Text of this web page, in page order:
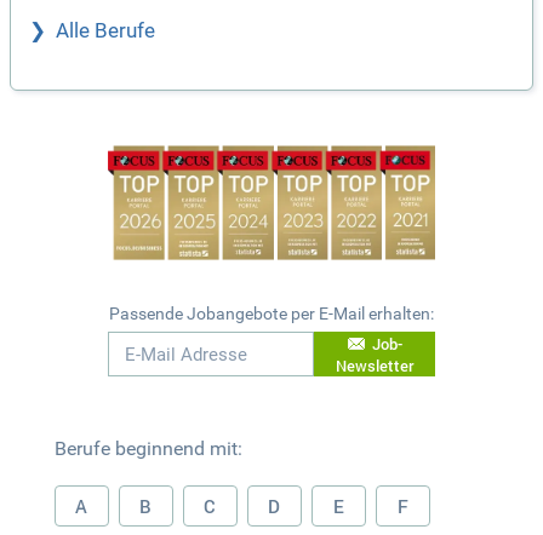
Alle Berufe
Passende Jobangebote per E-Mail erhalten:
Job-
Newsletter
Berufe beginnend mit:
A B C D E F